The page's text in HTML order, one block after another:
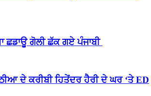
ਛਡਾਊ ਗੋਲੀ ਛੱਕ ਗਏ ਪੰਜਾਬੀ
ਦੇ ਕਰੀਬੀ ਹਿਤੇਂਦਰ ਹੈਰੀ ਦੇ ਘਰ ‘ਤੇ ED